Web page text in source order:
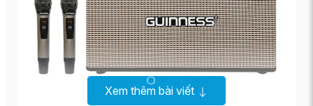
Xem thêm bài viết